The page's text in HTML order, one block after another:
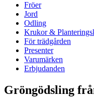
Fröer
Jord
Odling
Krukor &
För trädgården
Presenter
Varumärken
Erbjudanden
Gröngödsling